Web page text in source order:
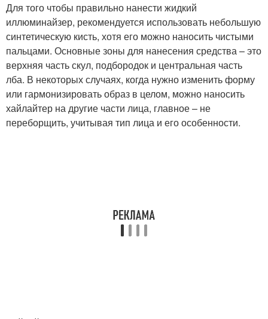
Для того чтобы правильно нанести жидкий
иллюминайзер, рекомендуется использовать небольшую
синтетическую кисть, хотя его можно наносить чистыми
пальцами. Основные зоны для нанесения средства – это
верхняя часть скул, подбородок и центральная часть
лба. В некоторых случаях, когда нужно изменить форму
или гармонизировать образ в целом, можно наносить
хайлайтер на другие части лица, главное – не
переборщить, учитывая тип лица и его особенности.